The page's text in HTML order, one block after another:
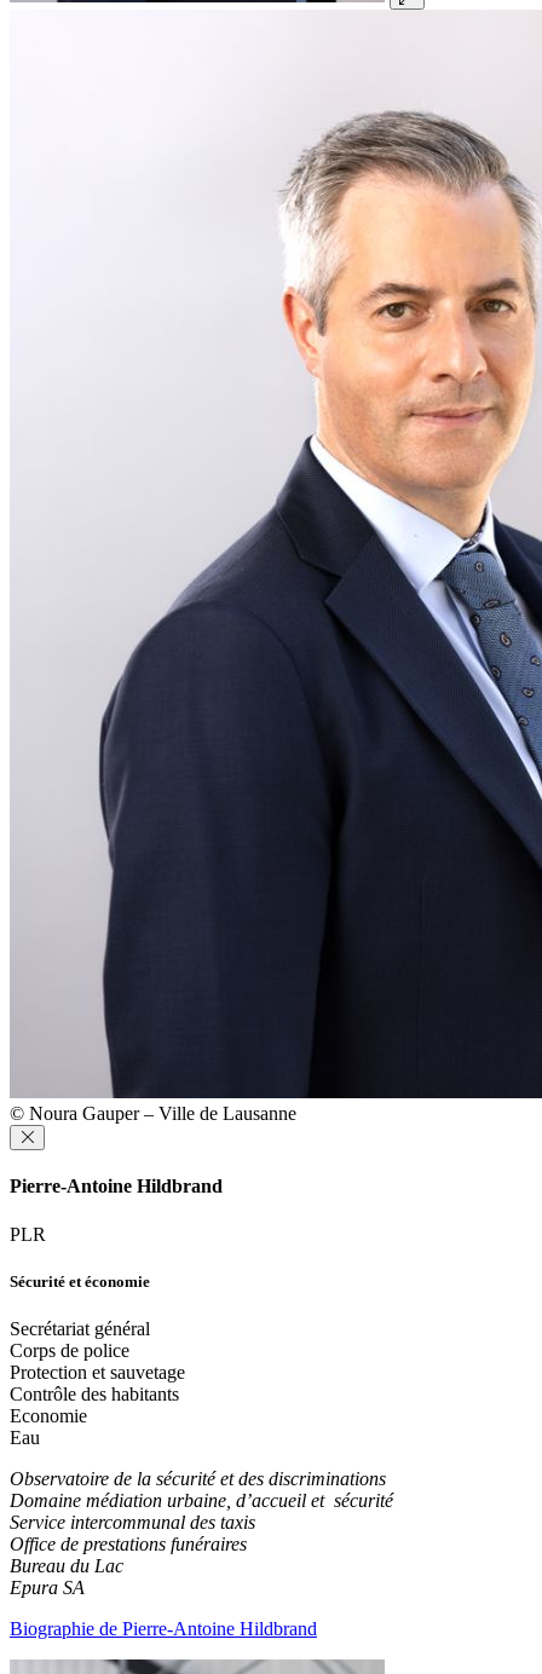
© Noura Gauper – Ville de Lausanne
Pierre-Antoine Hildbrand
PLR
Sécurité et économie
Secrétariat général
Corps de police
Protection et sauvetage
Contrôle des habitants
Economie
Eau
Observatoire de la sécurité et des discriminations
Domaine médiation urbaine, d’accueil et sécurité
Service intercommunal des taxis
Office de prestations funéraires
Bureau du Lac
Epura SA
Biographie de Pierre-Antoine Hildbrand